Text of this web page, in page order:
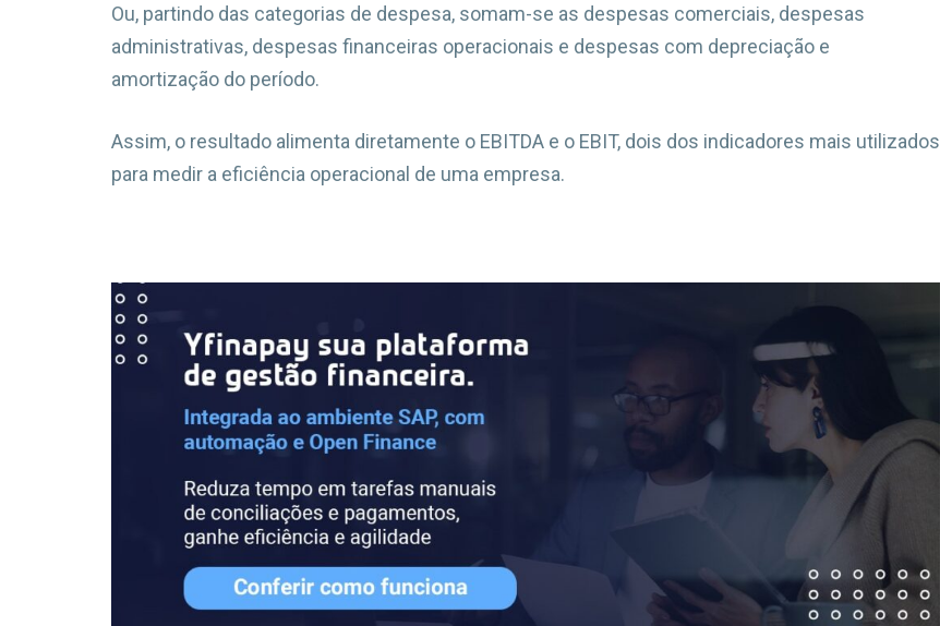
Ou, partindo das categorias de despesa, somam-se as despesas comerciais, despesas
administrativas, despesas financeiras operacionais e despesas com depreciação e
amortização do período.
Assim, o resultado alimenta diretamente o EBITDA e o EBIT, dois dos indicadores mais utilizados
para medir a eficiência operacional de uma empresa.